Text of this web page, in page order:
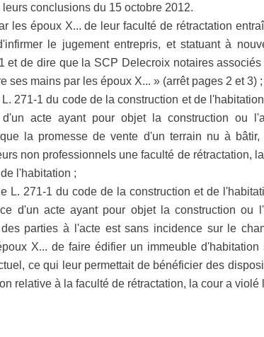
conclusions du 15 octobre 2012.
les époux X... de leur faculté de rétractation
le jugement entrepris, et statuant à
et de dire que la SCP Delecroix notaires
ses mains par les époux X... » (arrêt pages 2 et 3) ;
271-1 du code de la construction et de
d'un acte ayant pour objet la construction ou
la promesse de vente d'un terrain nu à
non professionnels une faculté de rétractation,
l'habitation ;
L. 271-1 du code de la construction et de
d'un acte ayant pour objet la construction ou
parties à l'acte est sans incidence sur le
X... de faire édifier un immeuble
ce qui leur permettait de bénéficier des
relative à la faculté de rétractation, la cour a violé